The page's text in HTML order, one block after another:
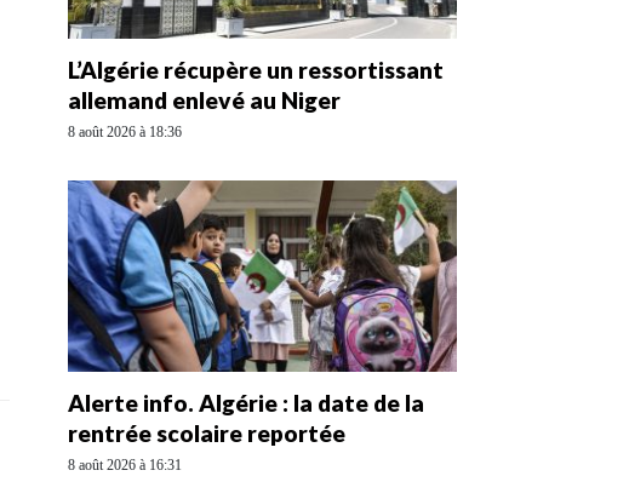
L’Algérie récupère un ressortissant
allemand enlevé au Niger
8 août 2026 à 18:36
Alerte info. Algérie : la date de la
rentrée scolaire reportée
8 août 2026 à 16:31